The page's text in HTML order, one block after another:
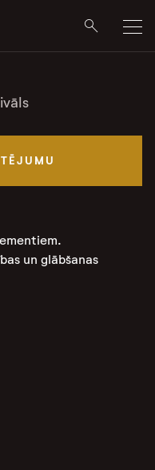
un glābšanas